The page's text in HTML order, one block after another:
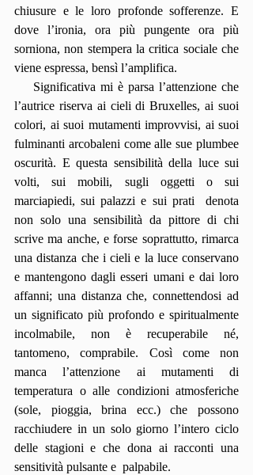
chiusure e le loro profonde sofferenze. E
dove l’ironia, ora più pungente ora più
sorniona, non stempera la critica sociale che
viene espressa, bensì l’amplifica.
Significativa mi è parsa l’attenzione che
l’autrice riserva ai cieli di Bruxelles, ai suoi
colori, ai suoi mutamenti improvvisi, ai suoi
fulminanti arcobaleni come alle sue plumbee
oscurità. E questa sensibilità della luce sui
volti, sui mobili, sugli oggetti o sui
marciapiedi, sui palazzi e sui prati  denota
non solo una sensibilità da pittore di chi
scrive ma anche, e forse soprattutto, rimarca
una distanza che i cieli e la luce conservano
e mantengono dagli esseri umani e dai loro
affanni; una distanza che, connettendosi ad
un significato più profondo e spiritualmente
incolmabile, non è recuperabile né,
tantomeno, comprabile. Così come non
manca l’attenzione ai mutamenti di
temperatura o alle condizioni atmosferiche
(sole, pioggia, brina ecc.) che possono
racchiudere in un solo giorno l’intero ciclo
delle stagioni e che dona ai racconti una
sensitività pulsante e  palpabile.